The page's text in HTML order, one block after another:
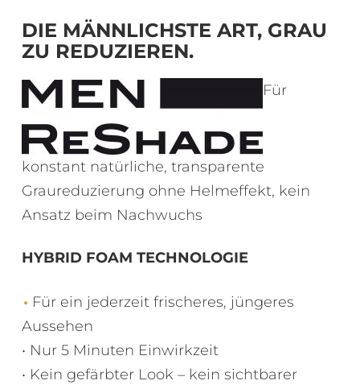
DIE MÄNNLICHSTE ART, GRAU
ZU REDUZIEREN.
Für
konstant natürliche, transparente
Graureduzierung ohne Helmeffekt, kein
Ansatz beim Nachwuchs
HYBRID FOAM TECHNOLOGIE
Für ein jederzeit frischeres, jüngeres
Aussehen
• Nur 5 Minuten Einwirkzeit
• Kein gefärbter Look – kein sichtbarer